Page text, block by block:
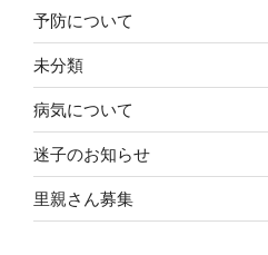
予防について
未分類
病気について
迷子のお知らせ
里親さん募集